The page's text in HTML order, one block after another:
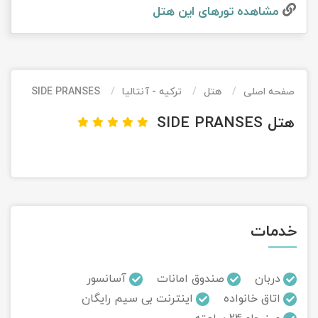
مشاهده تور‌های این هتل
صفحه اصلی هتل ترکیه - آنتالیا SIDE PRANSES
هتل SIDE PRANSES
خدمات
دربان صندوق امانات
آسانسور
اتاق خانواده
اینترنت بی سیم رایگان
تور کویر کاراکال
تور کویر مصر
تور ماسوله
تور مرداب سراوان
تور گلستان
تور کیش از ساری
اقساطی
تور کیش از بندرعباس
اقساطی
تور قزاقستان اقساطی
تور زیارتی اقساطی